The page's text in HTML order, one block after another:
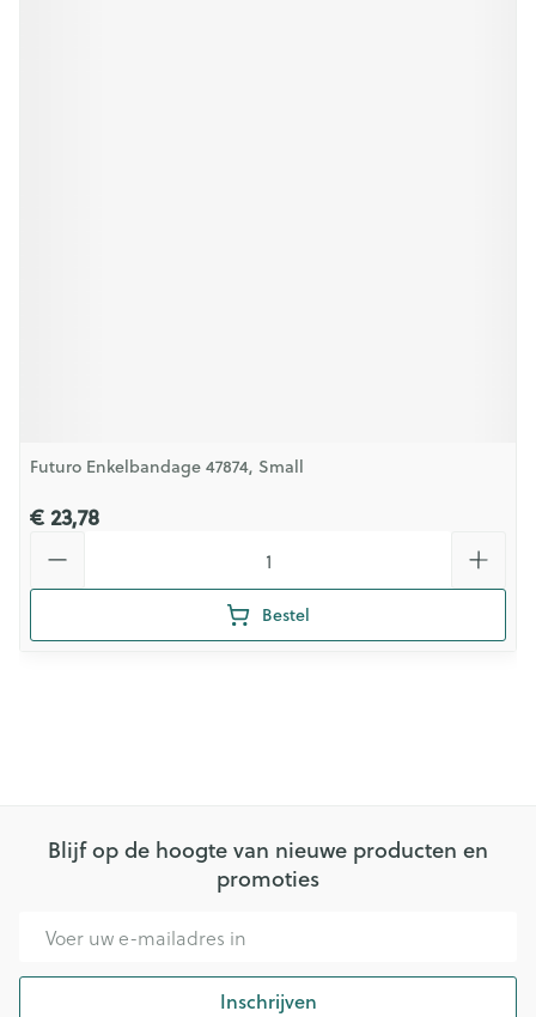
Futuro Enkelbandage 47874, Small
€ 23,78
Bestel
Blijf op de hoogte van nieuwe producten en
promoties
Inschrijven